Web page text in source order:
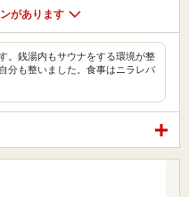
があります
。銭湯内もサウナをする環境が整
分も整いました。食事はニラレバ